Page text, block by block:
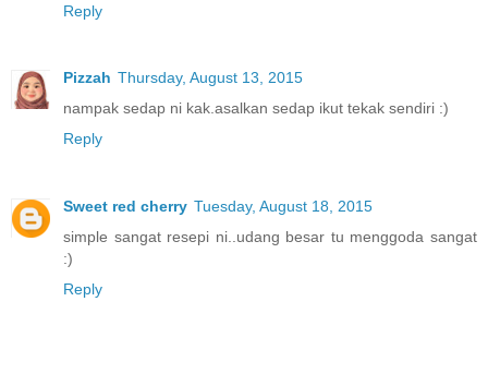
Reply
Pizzah Thursday, August 13, 2015
nampak sedap ni kak.asalkan sedap ikut tekak sendiri :)
Reply
Sweet red cherry Tuesday, August 18, 2015
simple sangat resepi ni..udang besar tu menggoda sangat
:)
Reply